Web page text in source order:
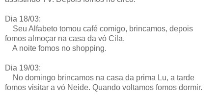
Dia 18/03:
Seu Alfabeto tomou café comigo, brincamos, depois
fomos almoçar na casa da vó Cila.
A noite fomos no shopping.
Dia 19/03:
No domingo brincamos na casa da prima Lu, a tarde
fomos visitar a vó Neide. Quando voltamos fomos dormir.